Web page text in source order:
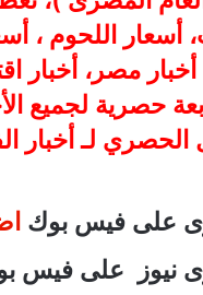
أسعار اللحوم
مصر، أخبار
حصرية لجميع
الحصري لـ أخبار
على فيس بوك
نيوز على فيس